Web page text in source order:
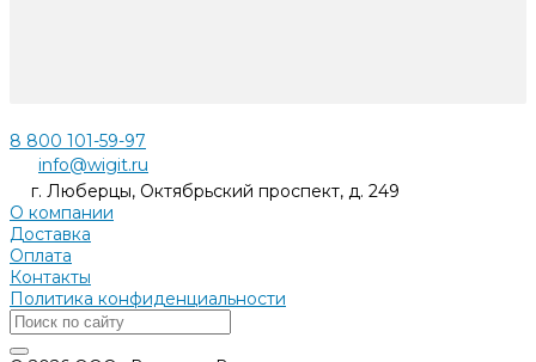
8 800 101-59-97
info@wigit.ru
г. Люберцы, Октябрьский проспект, д. 249
О компании
Доставка
Оплата
Контакты
Политика конфиденциальности